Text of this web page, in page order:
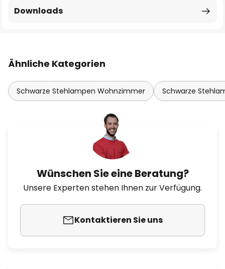
Downloads
Ähnliche Kategorien
Schwarze Stehlampen Wohnzimmer Schwarze
Wünschen Sie eine Beratung?
Unsere Experten stehen Ihnen zur Verfügung.
Kontaktieren Sie uns